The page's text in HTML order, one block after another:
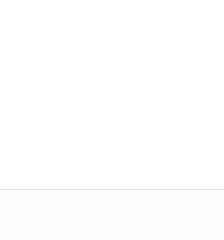
doğal beyaz ışık rengi,
bu ürün, 18 Watt gücünde